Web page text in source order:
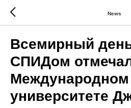
News
Всемирный
СПИДом
Международном
университете